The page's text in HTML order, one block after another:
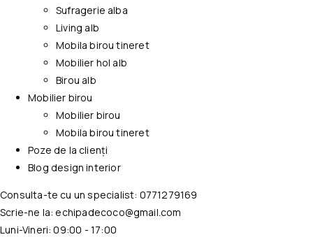
Sufragerie alba
Living alb
Mobila birou tineret
Mobilier hol alb
Birou alb
Mobilier birou
Mobilier birou
Mobila birou tineret
Poze de la clienți
Blog design interior
Consulta-te cu un specialist: 0771279169
Scrie-ne la:echipadecoco@gmail.com
Luni-Vineri: 09:00 - 17:00